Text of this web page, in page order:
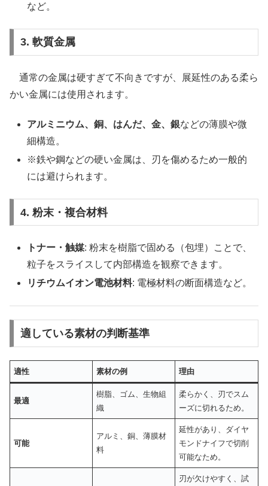
など。
3. 軟質金属
通常の金属は硬すぎて不向きですが、展延性のある柔ら
かい金属には使用されます。
アルミニウム、銅、はんだ、金、銀などの薄膜や微
細構造。
※鉄や鋼などの硬い金属は、刃を傷めるため一般的
には避けられます。
4. 粉末・複合材料
トナー・触媒: 粉末を樹脂で固める（包埋）ことで、
粒子をスライスして内部構造を観察できます。
リチウムイオン電池材料: 電極材料の断面構造など。
適している素材の判断基準
適性 素材の例 理由
最適
樹脂、ゴム、生物組
織
柔らかく、刃でスム
ーズに切れるため。
可能
アルミ、銅、薄膜材
料
延性があり、ダイヤ
モンドナイフで切削
可能なため。
刃が欠けやすく、試